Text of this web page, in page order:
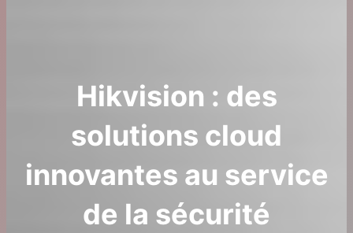
Hikvision : des
solutions cloud
innovantes au service
de la sécurité